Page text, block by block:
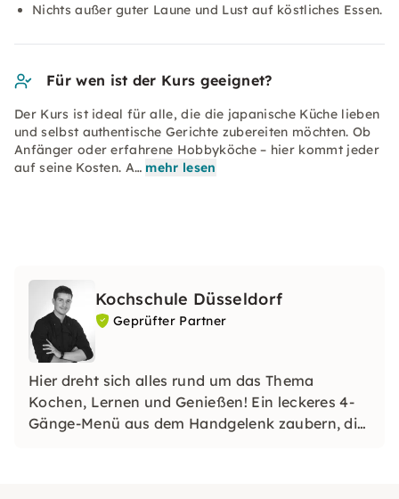
Nichts außer guter Laune und Lust auf köstliches Essen.
Für wen ist der Kurs geeignet?
Der Kurs ist ideal für alle, die die japanische Küche lieben
und selbst authentische Gerichte zubereiten möchten. Ob
Anfänger oder erfahrene Hobbyköche – hier kommt jeder
auf seine Kosten. A… mehr lesen
Kochschule Düsseldorf
Geprüfter Partner
Hier dreht sich alles rund um das Thema
Kochen, Lernen und Genießen! Ein leckeres 4-
Gänge-Menü aus dem Handgelenk zaubern, die